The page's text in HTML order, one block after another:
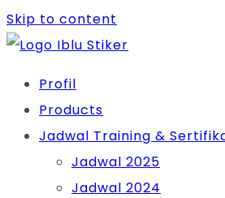
Skip to content
Profil
Products
Jadwal Training &
Jadwal 2025
Jadwal 2024